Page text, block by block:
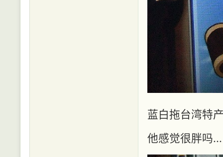
蓝白拖台湾特
他感觉很胖吗